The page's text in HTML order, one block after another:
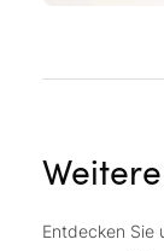
Entdecken Sie